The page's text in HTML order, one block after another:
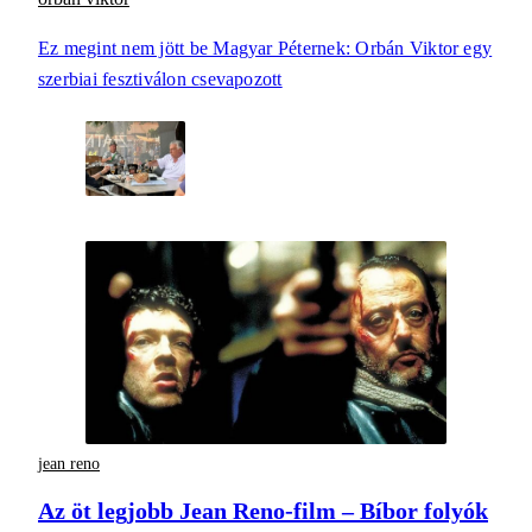
Ez megint nem jött be Magyar Péternek: Orbán Viktor egy
szerbiai fesztiválon csevapozott
jean reno
Az öt legjobb Jean Reno-film – Bíbor folyók